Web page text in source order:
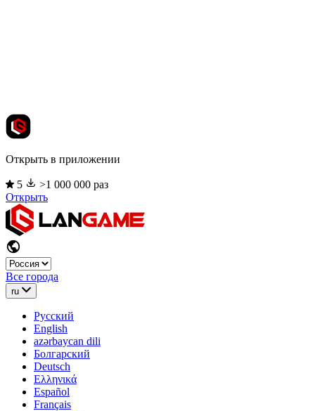
Открыть в приложении
5
>1 000 000 раз
Открыть
Все города
ru
Русский
English
azərbaycan dili
Болгарский
Deutsch
Ελληνικά
Español
Français